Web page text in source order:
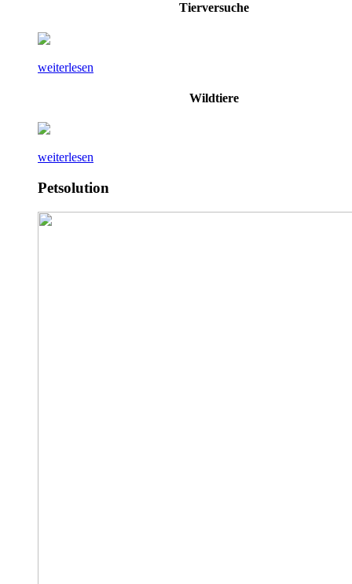
Tierversuche
weiterlesen
Wildtiere
weiterlesen
Petsolution